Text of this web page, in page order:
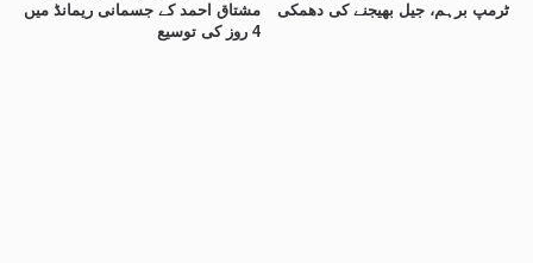
مشتاق احمد کے جسمانی ریمانڈ میں
4 روز کی توسیع
ٹرمپ برہم، جیل بھیجنے کی دھمکی